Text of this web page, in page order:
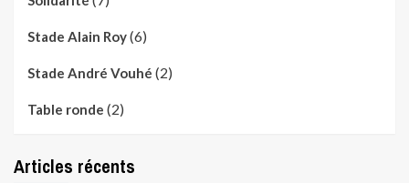
Stade Alain Roy(6)
Stade André Vouhé (2)
Table ronde (2)
Articles récents